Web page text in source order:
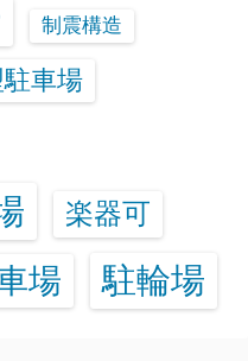
制震構造
車場
楽器可
場 駐輪場